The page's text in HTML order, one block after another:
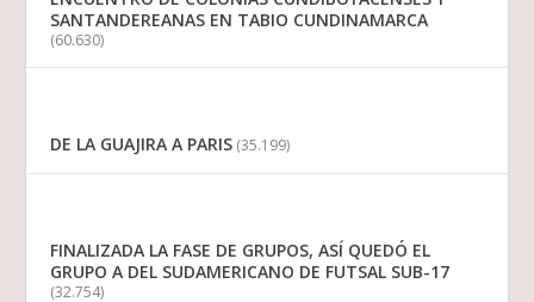
SANTANDEREANAS EN TABIO CUNDINAMARCA
(60.630)
DE LA GUAJIRA A PARIS (35.199)
FINALIZADA LA FASE DE GRUPOS, ASÍ QUEDÓ EL
GRUPO A DEL SUDAMERICANO DE FUTSAL SUB-17
(32.754)